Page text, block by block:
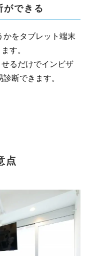
ができる
かをタブレット端末
す。
るだけでインビザ
断できます。
点